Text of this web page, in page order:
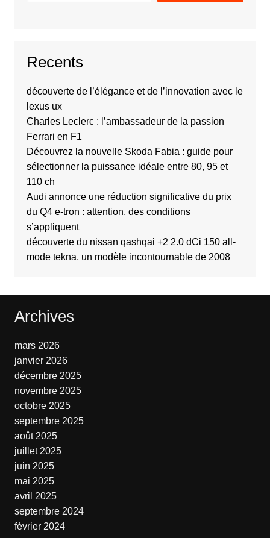
Recents
découverte de l’élégance et de l’innovation avec le
lexus ux
Charles Leclerc : l’ambassadeur de la passion
Ferrari en F1
Découvrez la nouvelle Skoda Fabia : guide pour
sélectionner la puissance idéale entre 80, 95 et
110 ch
Audi annonce une réduction significative du prix
du Q4 e-tron : attention, des conditions
s’appliquent
découverte du nissan qashqai +2 2.0 dCi 150 all-
mode tekna, un modèle incontournable de 2008
Archives
mars 2026
janvier 2026
décembre 2025
novembre 2025
octobre 2025
septembre 2025
août 2025
juillet 2025
juin 2025
mai 2025
avril 2025
septembre 2024
février 2024